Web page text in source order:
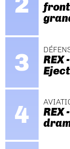
REX
REX